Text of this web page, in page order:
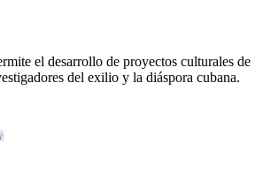
el desarrollo de proyectos culturales de
del exilio y la diáspora cubana.